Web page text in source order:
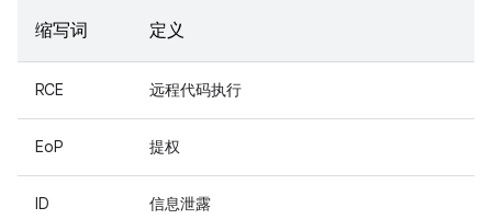
缩写词 定义
RCE 远程代码执行
EoP 提权
ID 信息泄露